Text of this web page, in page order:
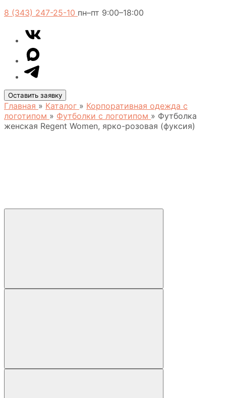
8 (343) 247-25-10 пн–пт 9:00–18:00
VK
Telegram
MAX
Оставить заявку
Главная » Каталог » Корпоративная одежда с
логотипом » Футболки с логотипом » Футболка
женская Regent Women, ярко-розовая (фуксия)